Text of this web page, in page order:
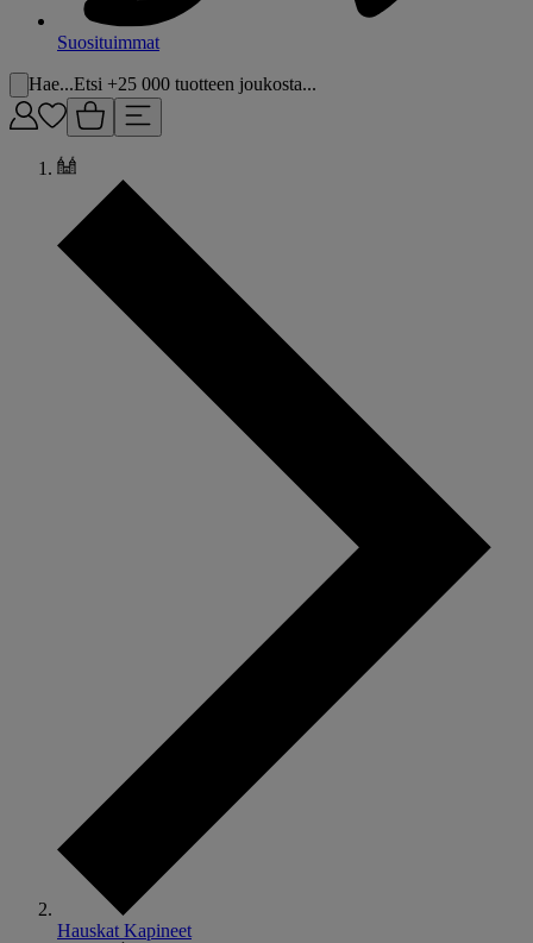
Suosituimmat
Hae...Etsi +25 000 tuotteen joukosta...
Hauskat Kapineet